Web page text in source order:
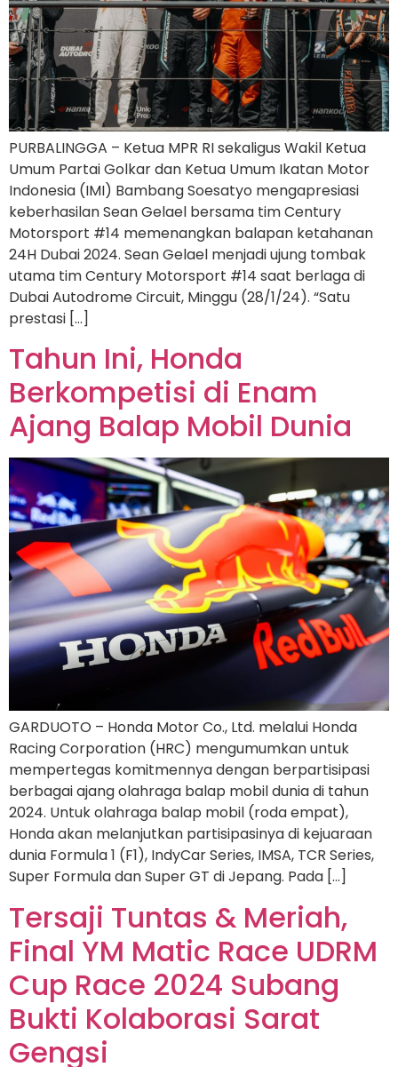
PURBALINGGA – Ketua MPR RI sekaligus Wakil Ketua
Umum Partai Golkar dan Ketua Umum Ikatan Motor
Indonesia (IMI) Bambang Soesatyo mengapresiasi
keberhasilan Sean Gelael bersama tim Century
Motorsport #14 memenangkan balapan ketahanan
24H Dubai 2024. Sean Gelael menjadi ujung tombak
utama tim Century Motorsport #14 saat berlaga di
Dubai Autodrome Circuit, Minggu (28/1/24). “Satu
prestasi […]
Tahun Ini, Honda
Berkompetisi di Enam
Ajang Balap Mobil Dunia
GARDUOTO – Honda Motor Co., Ltd. melalui Honda
Racing Corporation (HRC) mengumumkan untuk
mempertegas komitmennya dengan berpartisipasi
berbagai ajang olahraga balap mobil dunia di tahun
2024. Untuk olahraga balap mobil (roda empat),
Honda akan melanjutkan partisipasinya di kejuaraan
dunia Formula 1 (F1), IndyCar Series, IMSA, TCR Series,
Super Formula dan Super GT di Jepang. Pada […]
Tersaji Tuntas & Meriah,
Final YM Matic Race UDRM
Cup Race 2024 Subang
Bukti Kolaborasi Sarat
Gengsi